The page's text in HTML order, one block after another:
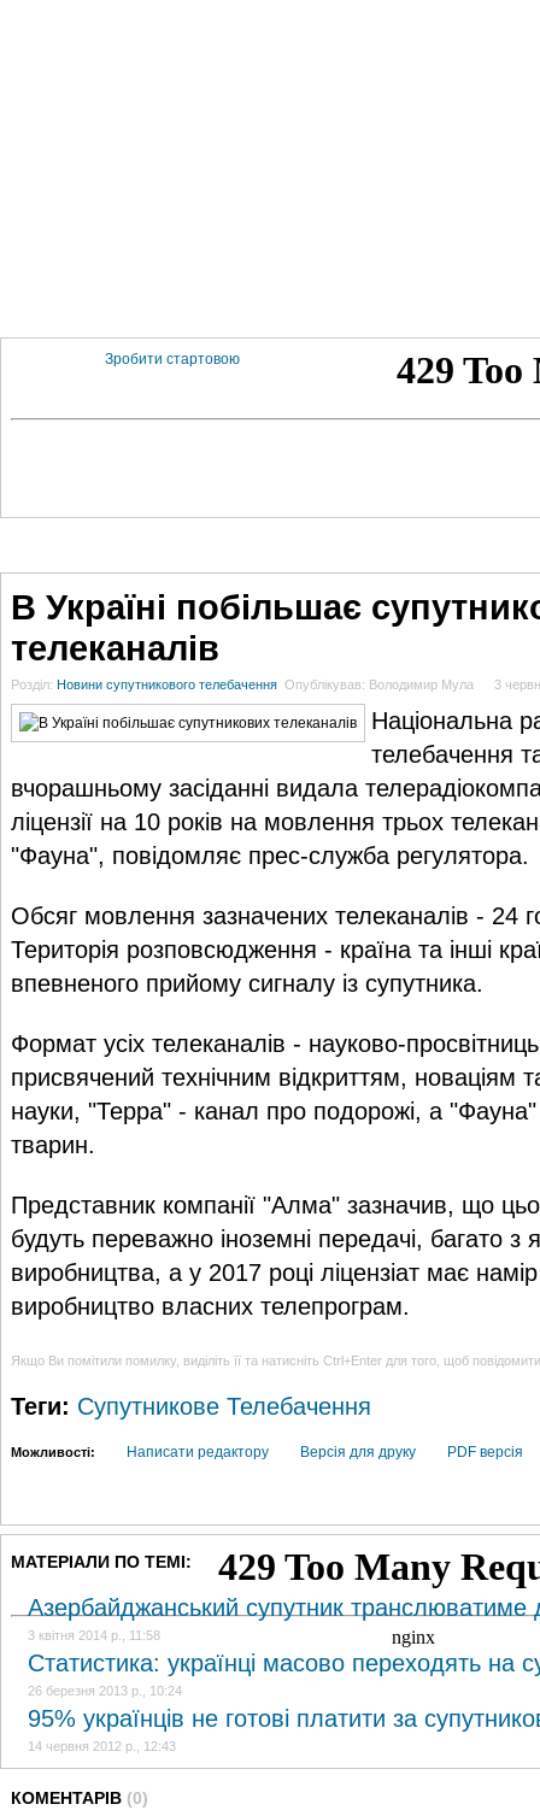
Зробити стартовою
В Україні побільшає
телеканалів
Розділ: Новини супутникового телебачення Опублікував: Володимир Мула 3
Національна
телебачення
вчорашньому засіданні видала
ліцензії на 10 років на мовлення трьох
"Фауна", повідомляє прес-служба регулятора.
Обсяг мовлення зазначених телеканалів - 24
Територія розповсюдження - країна та інші
впевненого прийому сигналу із супутника.
Формат усіх телеканалів - науково-
присвячений технічним відкриттям, новаціям
науки, "Терра" - канал про подорожі, а
тварин.
Представник компанії "Алма" зазначив, що
будуть переважно іноземні передачі, багато з
виробництва, а у 2017 році ліцензіат має намір
виробництво власних телепрограм.
Якщо Ви помітили помилку, виділіть її та натисніть Ctrl+Enter для того, щоб
Теги: Супутникове Телебачення
Можливості: Написати редактору Версія для друку PDF версія
МАТЕРІАЛИ ПО ТЕМІ:
Азербайджанський супутник транслюватиме
3 квітня 2014 р., 11:58
Статистика: українці масово переходять на
26 березня 2013 р., 10:24
95% українців не готові платити за
14 червня 2012 р., 12:43
КОМЕНТАРІВ (0)